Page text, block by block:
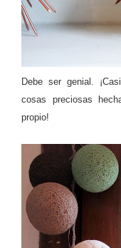
Debe ser genial.
cosas preciosas
propio!